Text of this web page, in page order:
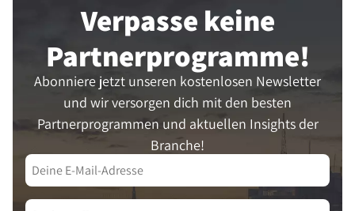
Verpasse keine
Partner­programme!
Abonniere jetzt unseren kostenlosen Newsletter
und wir versorgen dich mit den besten
Partnerprogrammen und aktuellen Insights der
Branche!